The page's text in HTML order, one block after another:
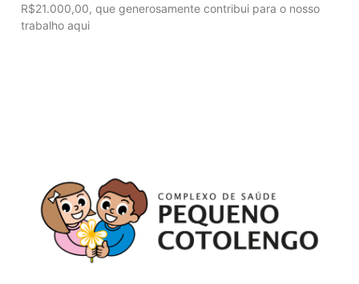
R$21.000,00, que generosamente contribui para o nosso
trabalho aqui